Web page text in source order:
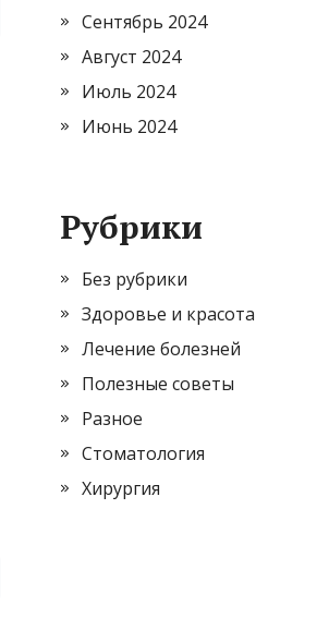
Сентябрь 2024
Август 2024
Июль 2024
Июнь 2024
Рубрики
Без рубрики
Здоровье и красота
Лечение болезней
Полезные советы
Разное
Стоматология
Хирургия